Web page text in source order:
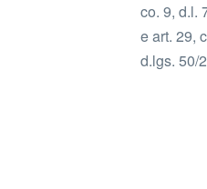
co. 9, d.l.
e art. 29,
d.lgs. 50/